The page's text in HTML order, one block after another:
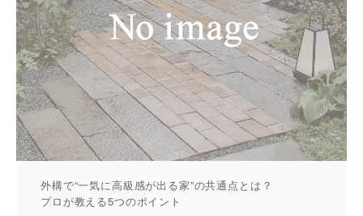
外構で“一気に高級感が出る家”の共通点とは？
プロが教える5つのポイント